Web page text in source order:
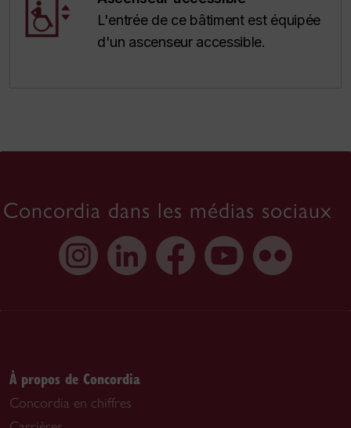
L'entrée de ce bâtiment est équipée
d'un ascenseur accessible.
Concordia dans les médias sociaux
À propos de Concordia
Concordia en chiffres